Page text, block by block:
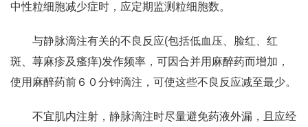
中性粒细胞减少症时，应定期监测粒细胞数。
与静脉滴注有关的不良反应(包括低血压、脸红、红
斑、荨麻疹及瘙痒)发作频率，可因合并用麻醉药而增加，
使用麻醉药前６０分钟滴注，可使这些不良反应减至最少。
不宜肌内注射，静脉滴注时尽量避免药液外漏，且应经